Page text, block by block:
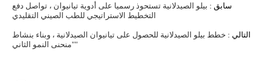
سابق : بيلو الصيدلانية تستحوذ رسميا على أدوية تيانيوان ، تواصل دفع
التخطيط الاستراتيجي للطب الصيني التقليدي
التالي : خطط بيلو الصيدلانية للحصول على تيانيوان الصيدلانية ، وبناء بنشاط
"منحنى النمو الثاني"